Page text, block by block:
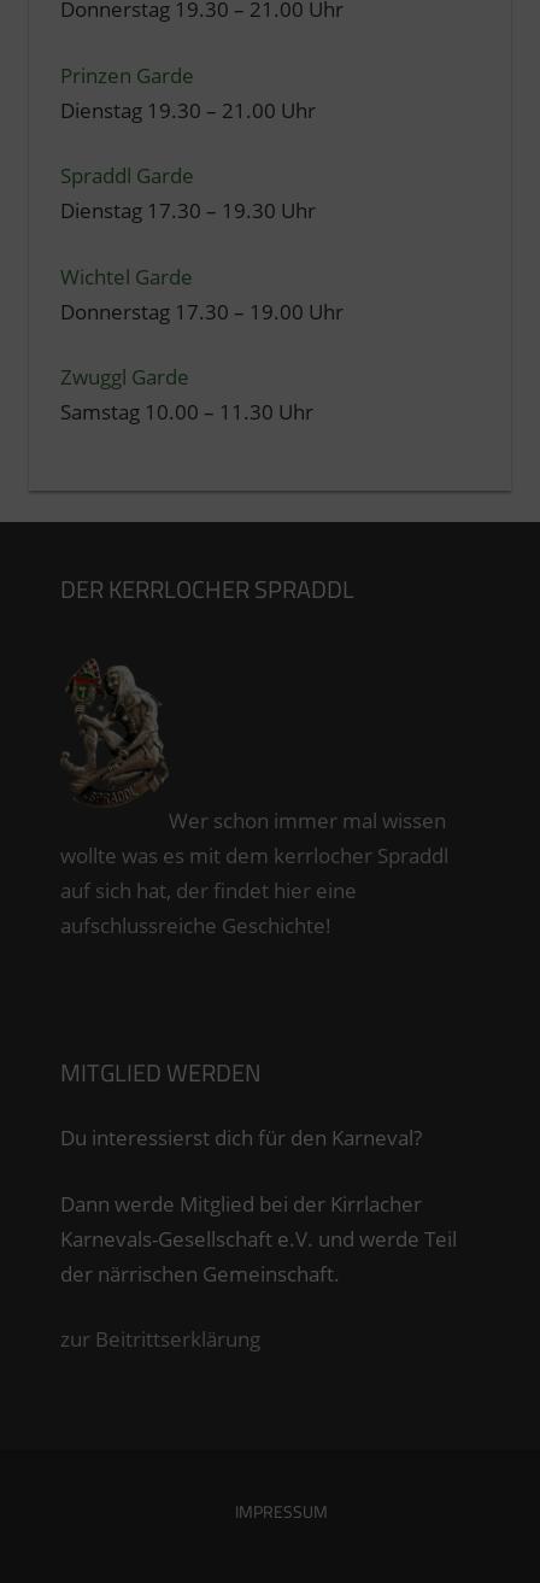
Donnerstag 19.30 – 21.00 Uhr
Prinzen Garde
Dienstag 19.30 – 21.00 Uhr
Spraddl Garde
Dienstag 17.30 – 19.30 Uhr
Wichtel Garde
Donnerstag 17.30 – 19.00 Uhr
Zwuggl Garde
Samstag 10.00 – 11.30 Uhr
DER KERRLOCHER SPRADDL
Wer schon immer mal wissen
wollte was es mit dem kerrlocher Spraddl
auf sich hat, der findet hier eine
aufschlussreiche Geschichte!
MITGLIED WERDEN
Du interessierst dich für den Karneval?
Dann werde Mitglied bei der Kirrlacher
Karnevals-Gesellschaft e.V. und werde Teil
der närrischen Gemeinschaft.
zur Beitrittserklärung
IMPRESSUM